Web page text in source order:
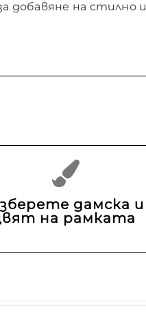
добавяне на стилно и
дамска и
на рамката